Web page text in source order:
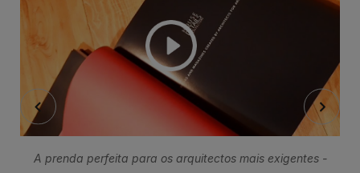
A prenda perfeita para os arquitectos mais exigentes -